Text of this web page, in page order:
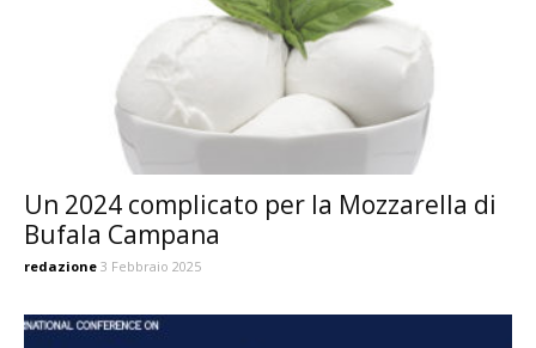
Un 2024 complicato per la Mozzarella di
Bufala Campana
redazione 3 Febbraio 2025